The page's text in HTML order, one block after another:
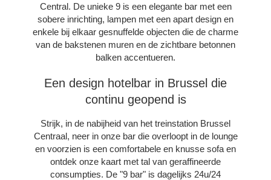
Central. De unieke 9 is een elegante bar met een
sobere inrichting, lampen met een apart design en
enkele bij elkaar gesnuffelde objecten die de charme
van de bakstenen muren en de zichtbare betonnen
balken accentueren.
Een design hotelbar in Brussel die
continu geopend is
Strijk, in de nabijheid van het treinstation Brussel
Centraal, neer in onze bar die overloopt in de lounge
en voorzien is een comfortabele en knusse sofa en
ontdek onze kaart met tal van geraffineerde
consumpties. De "9 bar" is dagelijks 24u/24